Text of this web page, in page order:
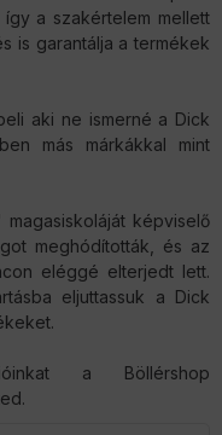
a szakértelem mellett
is garantálja a termékek
aki ne ismerné a Dick
más márkákkal mint
képviselő
meghódították, és az
eléggé elterjedt lett.
eljuttassuk a Dick
a Böllérshop